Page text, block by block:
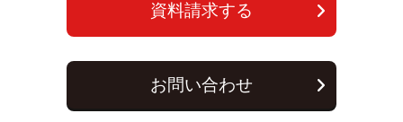
資料請求する
お問い合わせ